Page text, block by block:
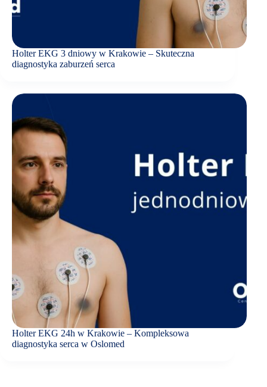
Holter EKG 3 dniowy w Krakowie – Skuteczna
diagnostyka zaburzeń serca
Holter EKG 24h w Krakowie – Kompleksowa
diagnostyka serca w Oslomed